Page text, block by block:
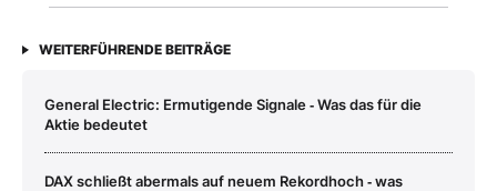
WEITERFÜHRENDE BEITRÄGE
General Electric: Ermutigende Signale ‑ Was das für die
Aktie bedeutet
DAX schließt abermals auf neuem Rekordhoch ‑ was